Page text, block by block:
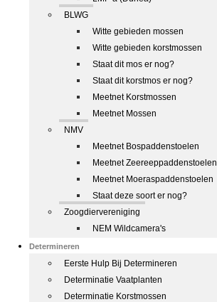
BLWG
Witte gebieden mossen
Witte gebieden korstmossen
Staat dit mos er nog?
Staat dit korstmos er nog?
Meetnet Korstmossen
Meetnet Mossen
NMV
Meetnet Bospaddenstoelen
Meetnet Zeereeppaddenstoelen
Meetnet Moeraspaddenstoelen
Staat deze soort er nog?
Zoogdiervereniging
NEM Wildcamera's
Determineren
Eerste Hulp Bij Determineren
Determinatie Vaatplanten
Determinatie Korstmossen